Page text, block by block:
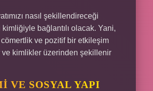
nasıl şekillendireceği
bağlantılı olacak. Yani,
cömertlik ve pozitif bir etkileşim
ve kimlikler üzerinden şekillenir
VE SOSYAL YAPI